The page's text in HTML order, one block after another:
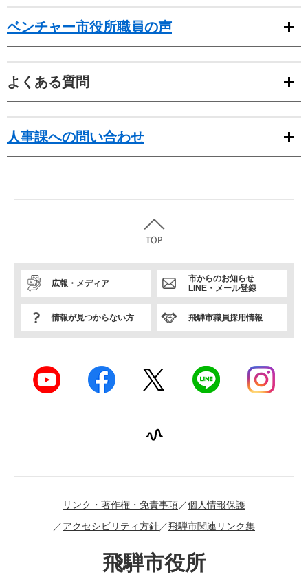
ベンチャー市役所職員の声
よくある質問
人事課への問い合わせ
広報・メディア
市からのお知らせ
LINE・メール登録
情報が見つからない方 飛騨市職員採用情報
リンク・著作権・免責事項
個人情報保護
アクセシビリティ方針
飛騨市関連リンク集
飛騨市役所